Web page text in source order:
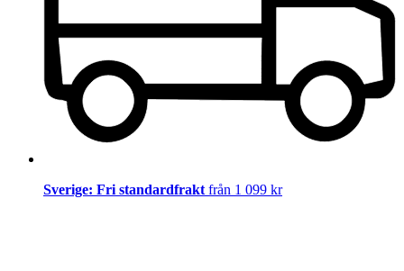
Sverige: Fri standardfrakt från 1 099 kr